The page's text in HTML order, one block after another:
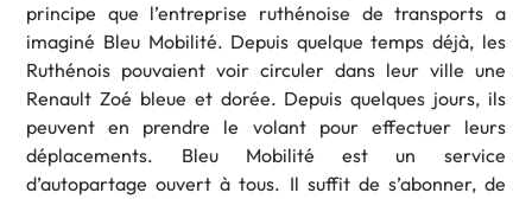
principe que l’entreprise ruthénoise de transports a
imaginé Bleu Mobilité. Depuis quelque temps déjà, les
Ruthénois pouvaient voir circuler dans leur ville une
Renault Zoé bleue et dorée. Depuis quelques jours, ils
peuvent en prendre le volant pour effectuer leurs
déplacements. Bleu Mobilité est un service
d’autopartage ouvert à tous. Il suffit de s’abonner, de